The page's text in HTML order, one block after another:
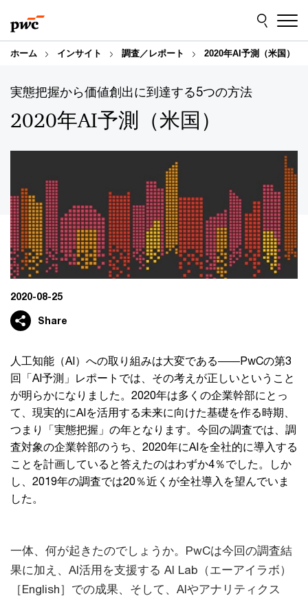
to
content
to
footer
ホーム インサイト 調査／レポート 2020年AI予測（米国）
実態把握から価値創出に到達する5つの方法
2020年AI予測（米国）
2020-08-25
Share
人工知能（AI）への取り組みは大変である――PwCの第3
回「AI予測」レポートでは、その考えが正しいということ
が明らかになりました。2020年は多くの企業幹部にとっ
て、現実的にAIを活用する未来に向けた基礎を作る時期、
つまり「実態把握」の年となります。今回の調査では、調
査対象の企業幹部のうち、2020年にAIを全社的に導入する
ことを計画していると答えたのはわずか4％でした。しか
し、2019年の調査では20％近くが全社導入を望んでいま
した。
一体、何が起きたのでしょうか。PwCは今回の調査結
果に加え、AI活用を支援する AI Lab（エーアイラボ）
［English］での成果、そして、AIやアナリティクス